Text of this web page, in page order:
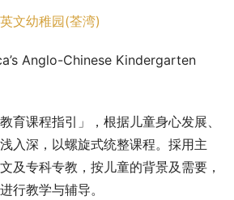
文幼稚园(荃湾)
Anglo-Chinese Kindergarten
育课程指引」，根据儿童身心发展、
入深，以螺旋式统整课程。採用主
及专科专教，按儿童的背景及需要，
行教学与辅导。